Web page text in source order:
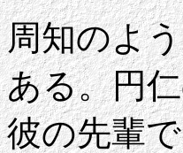
周知のよ
ある。円
彼の先輩